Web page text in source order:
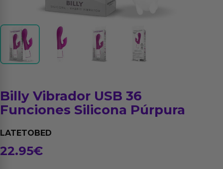
Billy Vibrador USB 36
Funciones Silicona Púrpura
LATETOBED
22.95€